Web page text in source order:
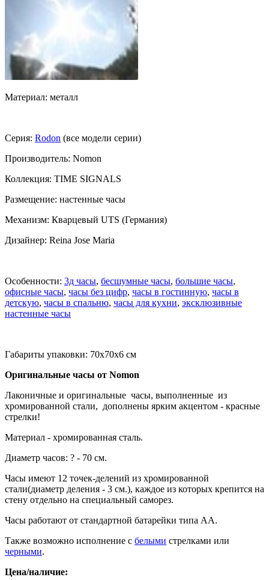
Материал: металл
Серия: Rodon (все модели серии)
Производитель: Nomon
Коллекция: TIME SIGNALS
Размещение: настенные часы
Механизм: Кварцевый UTS (Германия)
Дизайнер: Reina Jose Maria
Особенности: 3д часы, бесшумные часы, большие часы,
офисные часы, часы без цифр, часы в гостинную, часы в
детскую, часы в спальню, часы для кухни, эксклюзивные
настенные часы
Габариты упаковки: 70x70x6 см
Оригинальные часы от Nomon
Лаконичные и оригинальные часы, выполненные из
хромированной стали, дополнены ярким акцентом - красные
стрелки!
Материал - хромированная сталь.
Диаметр часов: ? - 70 см.
Часы имеют 12 точек-делений из хромированной
стали(диаметр деления - 3 см.), каждое из которых крепится на
стену отдельно на специальный саморез.
Часы работают от стандартной батарейки типа АА.
Также возможно исполнение с белыми стрелками или
черными.
Цена/наличие: